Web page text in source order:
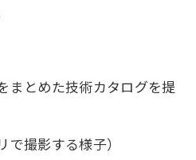
まとめた技術カタログを提
で撮影する様子）